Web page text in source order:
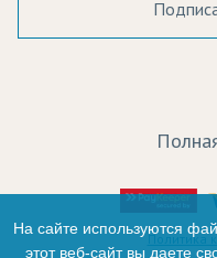
Политика
-
На сайте используются
этот веб-сайт вы даете